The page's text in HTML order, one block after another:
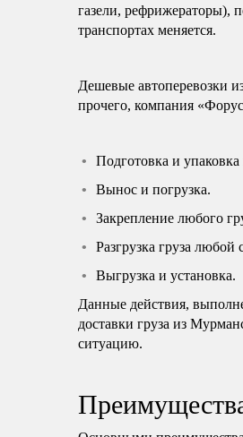
газели, рефрижераторы),
транспортах меняется.
Дешевые автоперевозки
прочего, компания
Подготовка и упаковка
Вынос и погрузка.
Закрепление любого
Разгрузка груза любой
Выгрузка и установка.
Данные действия,
доставки груза из
ситуацию.